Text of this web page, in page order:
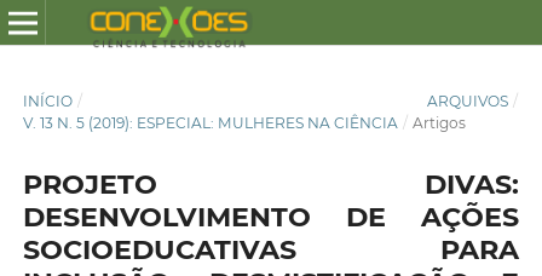
INÍCIO / ARQUIVOS /
V. 13 N. 5 (2019): ESPECIAL: MULHERES NA CIÊNCIA / Artigos
PROJETO DIVAS:
DESENVOLVIMENTO DE AÇÕES
SOCIOEDUCATIVAS PARA